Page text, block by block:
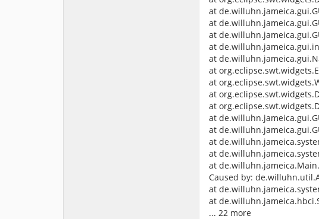
at
at
at
at
at
at
at
at
at
at
at
at
at
at
Caused by:
at
at
... 22 more